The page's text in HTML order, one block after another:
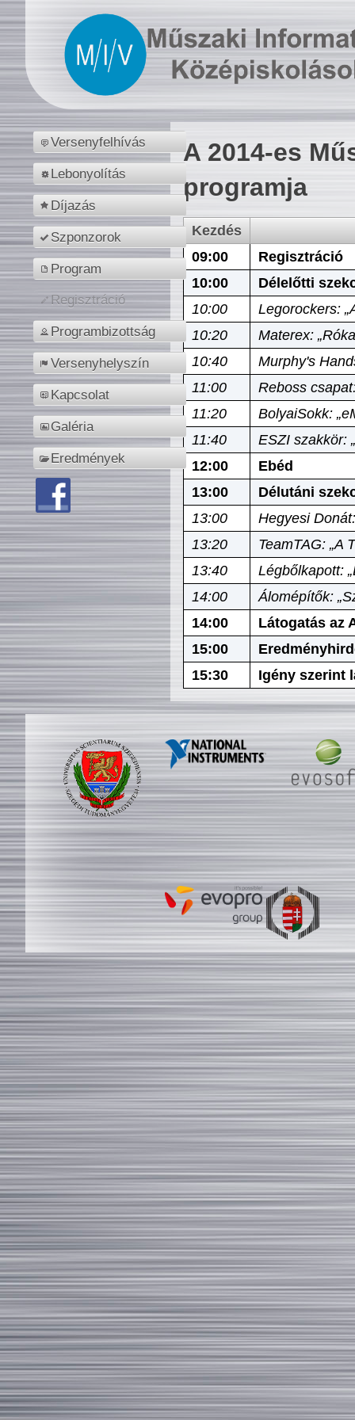
Versenyfelhívás
Lebonyolítás
Díjazás
Szponzorok
Program
Regisztráció
Programbizottság
Versenyhelyszín
Kapcsolat
Galéria
Eredmények
A 2014-es
programja
Kezdés
09:00
Regisztráció
10:00
Délelőtti
10:00
Legorockers:
10:20
Materex:
10:40
Murphy's
11:00
Reboss
11:20
BolyaiSokk:
11:40
ESZI szakkör:
12:00
Ebéd
13:00
Délutáni
13:00
Hegyesi
13:20
TeamTAG: „A
13:40
Légbőlkapott:
14:00
Álomépítők:
14:00
Látogatás az
15:00
15:30
Igény szerint